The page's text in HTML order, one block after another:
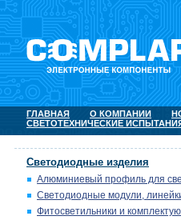
ГЛАВНАЯ О КОМПАНИИ
СВЕТОТЕХНИЧЕСКИЕ
Светодиодные изделия
Алюминиевый профиль для
Светодиодные модули,
Фитосветильники и